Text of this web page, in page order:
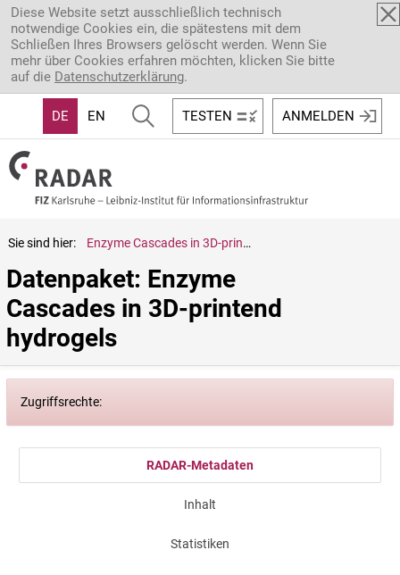
Direkt zum Inhalt
Diese Website setzt ausschließlich technisch
notwendige Cookies ein, die spätestens mit dem
Schließen Ihres Browsers gelöscht werden. Wenn Sie
mehr über Cookies erfahren möchten, klicken Sie bitte
auf die Datenschutzerklärung.
DE EN TESTEN ANMELDEN
Sie sind hier: Enzyme Cascades in 3D-printend hydrogels
Datenpaket: Enzyme
Cascades in 3D-printend
hydrogels
Zugriffsrechte:
RADAR-Metadaten
Inhalt
Statistiken